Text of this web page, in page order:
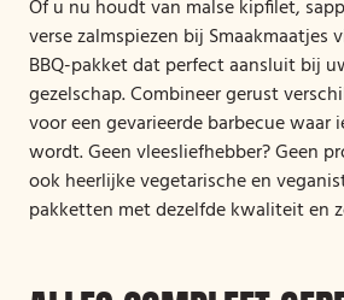
Of u nu houdt van malse kipfilet,
verse zalmspiezen bij Smaakmaatjes
BBQ-pakket dat perfect aansluit bij
gezelschap. Combineer gerust
voor een gevarieerde barbecue waar
wordt. Geen vleesliefhebber? Geen
ook heerlijke vegetarische en
pakketten met dezelfde kwaliteit en